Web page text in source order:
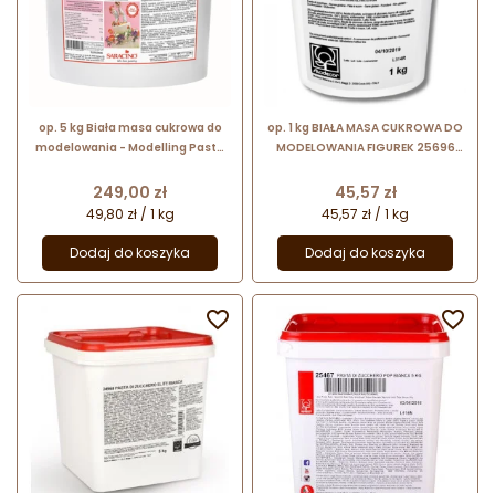
op. 5 kg Biała masa cukrowa do
modelowania - Modelling Paste
Cena
249,00 zł
49,80 zł / 1 kg
Dodaj do koszyka
op. 1 kg BIAŁA MASA CUKROWA DO
MODELOWANIA FIGUREK 25696
Cena
45,57 zł
45,57 zł / 1 kg
Dodaj do koszyka
 